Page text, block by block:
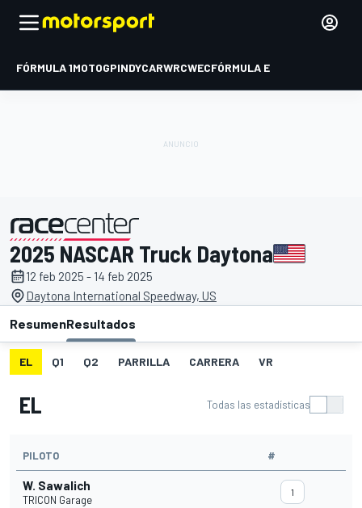
FÓRMULA 1MOTOGPINDYCARWRCWECFÓRMULA E
presentado por
2025 NASCAR Truck Daytona
12 feb 2025 - 14 feb 2025
Daytona International Speedway, US
ResumenResultados
EL Q1 Q2 PARRILLA CARRERA VR
EL Todas las estadísticas
PILOTO #
W. Sawalich
TRICON Garage
1